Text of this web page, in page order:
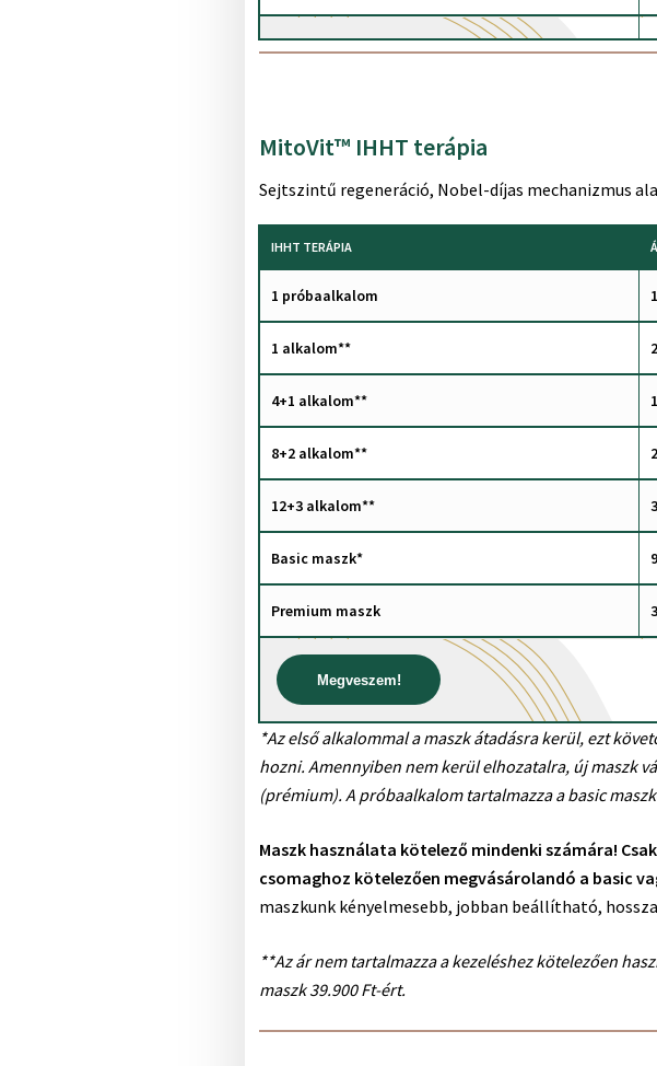
MitoVit™ IHHT terápia
Sejtszintű regeneráció, Nobel-díjas mechanizmus
IHHT TERÁPIA
1 próbaalkalom
1 alkalom**
4+1 alkalom**
8+2 alkalom**
12+3 alkalom**
Basic maszk*
Premium maszk
Megveszem!
*Az első alkalommal a maszk átadásra kerül, ezt
hozni. Amennyiben nem kerül elhozatalra, új maszk
(prémium). A próbaalkalom tartalmazza a basic
Maszk használata kötelező mindenki számára!
csomaghoz kötelezően megvásárolandó a basic
maszkunk kényelmesebb, jobban beállítható,
**Az ár nem tartalmazza a kezeléshez kötelezően
maszk 39.900 Ft-ért.